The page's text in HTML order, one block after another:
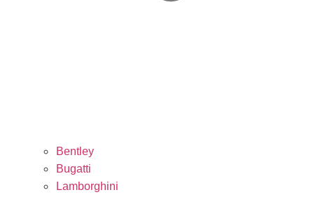
Bentley
Bugatti
Lamborghini